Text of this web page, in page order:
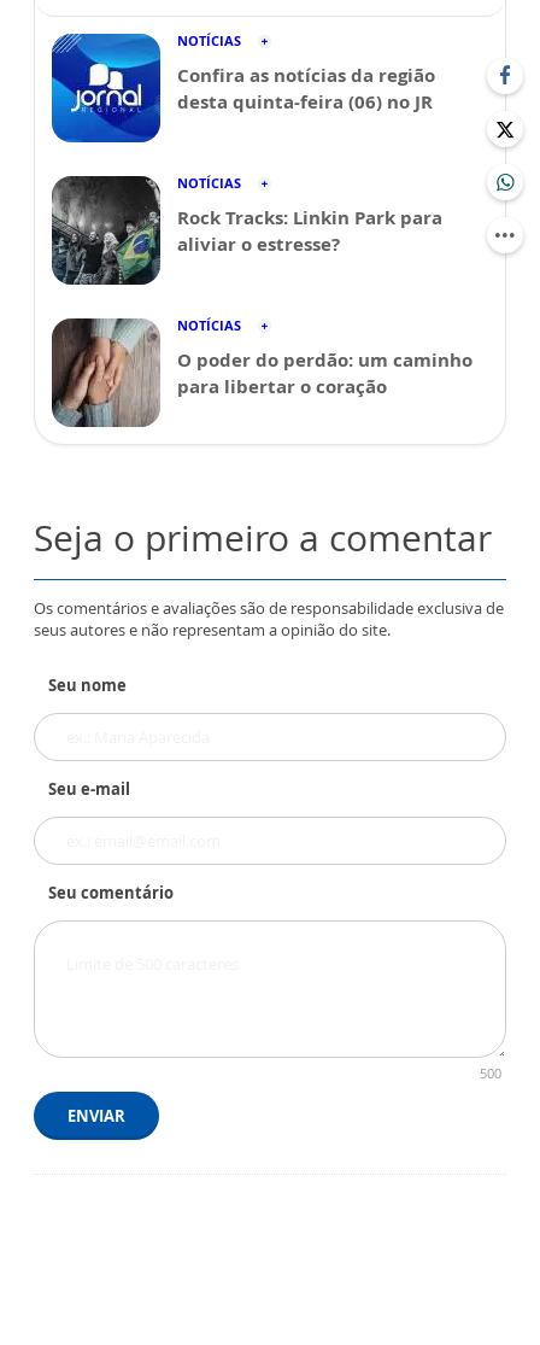
NOTÍCIAS
Confira as notícias da região
desta quinta-feira (06) no JR
NOTÍCIAS
Rock Tracks: Linkin Park para
aliviar o estresse?
NOTÍCIAS
O poder do perdão: um caminho
para libertar o coração
Seja o primeiro a comentar
Os comentários e avaliações são de responsabilidade exclusiva de
seus autores e não representam a opinião do site.
Seu nome
Seu e-mail
Seu comentário
500
ENVIAR